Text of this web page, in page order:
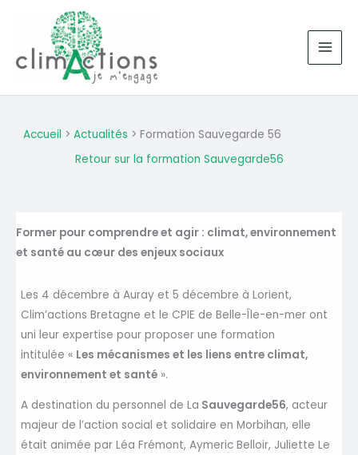
contenu
Accueil Actualités
Formation Sauvegarde 56
Retour sur la formation Sauvegarde56
Former pour comprendre et agir : climat, environnement
et santé au cœur des enjeux sociaux
Les 4 décembre à Auray et 5 décembre à Lorient,
Clim’actions Bretagne et le CPIE de Belle-Île-en-mer ont
uni leur expertise pour proposer une formation
intitulée « Les mécanismes et les liens entre climat,
environnement et santé ».
A destination du personnel de La Sauvegarde56, acteur
majeur de l’action social et solidaire en Morbihan, elle
était animée par Léa Frémont, Aymeric Belloir, Juliette Le